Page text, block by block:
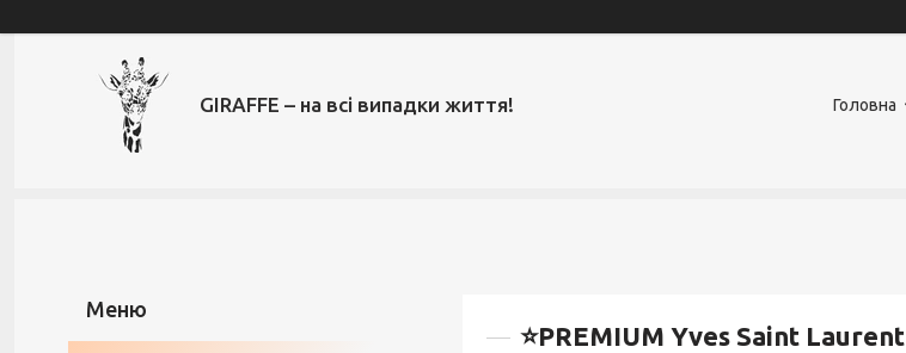
GIRAFFE – на всі випадки життя! Головна
⭐️PREMIUM Yves Saint Laurent